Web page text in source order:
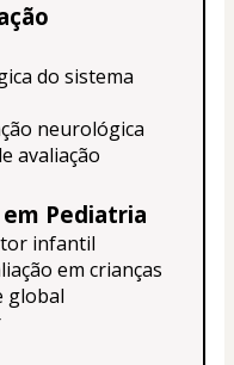
do sistema
neurológica
avaliação
Pediatria
infantil
em crianças
global